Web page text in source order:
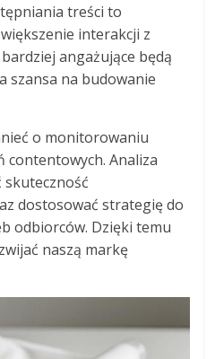
treści to
interakcji z
angażujące będą
szansa na budowanie
o monitorowaniu
contentowych. Analiza
dostosować strategię do
odbiorców. Dzięki temu
naszą markę